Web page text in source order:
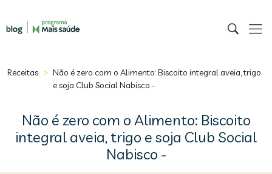
Receitas > Não é zero com o Alimento: Biscoito integral aveia, trigo
e soja Club Social Nabisco -
Não é zero com o Alimento: Biscoito
integral aveia, trigo e soja Club Social
Nabisco -